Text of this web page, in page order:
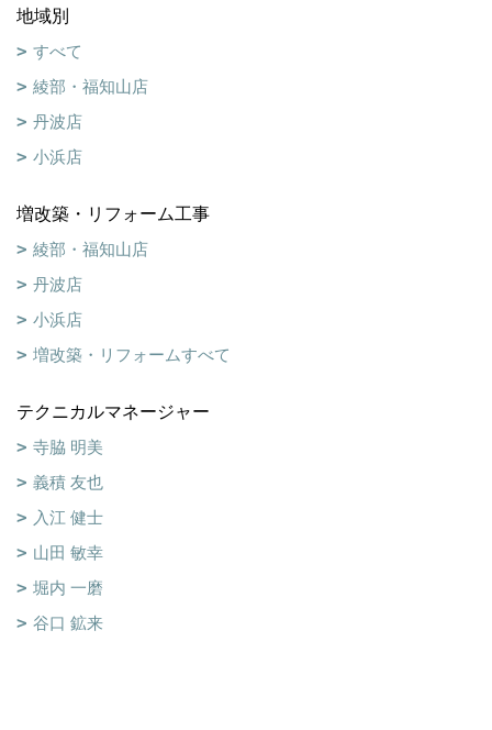
地域別
すべて
綾部・福知山店
丹波店
小浜店
増改築・リフォーム工事
綾部・福知山店
丹波店
小浜店
増改築・リフォームすべて
テクニカルマネージャー
寺脇 明美
義積 友也
入江 健士
山田 敏幸
堀内 一磨
谷口 鉱来